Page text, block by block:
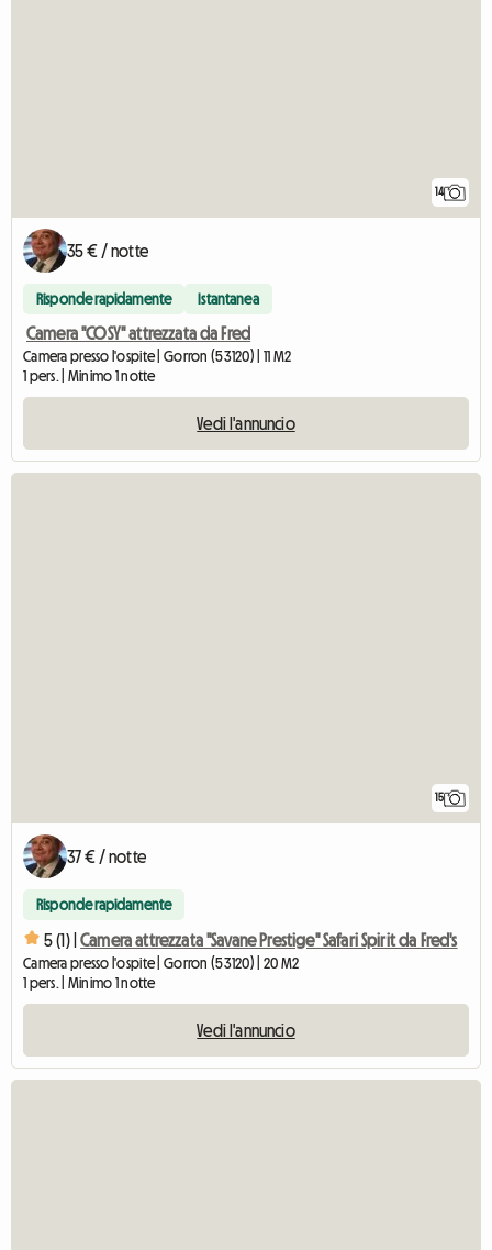
14
35 € / notte
Risponde rapidamente Istantanea
Camera "COSY" attrezzata da Fred
Camera presso l'ospite | Gorron (53120) | 11 M2
1 pers. | Minimo 1 notte
Vedi l'annuncio
15
37 € / notte
Risponde rapidamente
5 (1) | Camera attrezzata "Savane Prestige" Safari Spirit da Fred's
Camera presso l'ospite | Gorron (53120) | 20 M2
1 pers. | Minimo 1 notte
Vedi l'annuncio